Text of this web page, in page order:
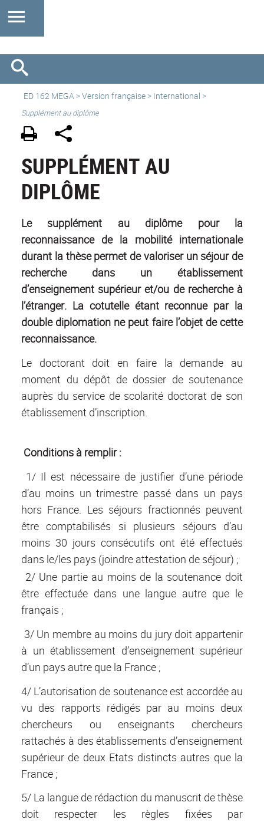
ED 162 MEGA >Version française > International >
Supplément au diplôme
SUPPLÉMENT AU
DIPLÔME
Le supplément au diplômepour la
reconnaissance de la mobilité internationale
durant la thèse permet de valoriser un séjour de
recherche dans un établissement
d’enseignement supérieur et/ou de recherche à
l’étranger. La cotutelle étant reconnue par la
double diplomation ne peut faire l’objet de cette
reconnaissance.
Le doctorant doit en faire la demande au
moment du dépôt de dossier de soutenance
auprès du service de scolarité doctorat de son
établissement d’inscription.
Conditions à remplir :
1/ Il est nécessaire de justifier d’une période
d’au moins un trimestre passé dans un pays
hors France. Les séjours fractionnés peuvent
être comptabilisés si plusieurs séjours d’au
moins 30 jours consécutifs ont été effectués
dans le/les pays (joindre attestation de séjour) ;
2/ Une partie au moins de la soutenance doit
être effectuée dans une langue autre que le
français ;
3/ Un membre au moins du jury doit appartenir
à un établissement d’enseignement supérieur
d’un pays autre que la France ;
4/ L’autorisation de soutenance est accordée au
vu des rapports rédigés par au moins deux
chercheurs ou enseignants chercheurs
rattachés à des établissements d’enseignement
supérieur de deux Etats distincts autres que la
France ;
5/ La langue de rédaction du manuscrit de thèse
doit respecter les règles fixées par